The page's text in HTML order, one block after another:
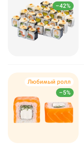
–42%
–5%
Любимый ролл